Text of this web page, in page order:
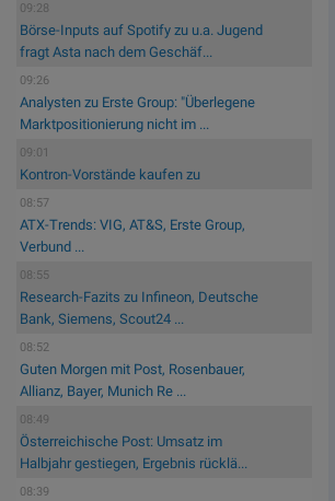
09:28
Börse-Inputs auf Spotify zu u.a. Jugend
fragt Asta nach dem Geschäf...
09:26
Analysten zu Erste Group: "Überlegene
Marktpositionierung nicht im ...
09:01
Kontron-Vorstände kaufen zu
08:57
ATX-Trends: VIG, AT&S, Erste Group,
Verbund ...
08:55
Research-Fazits zu Infineon, Deutsche
Bank, Siemens, Scout24 ...
08:52
Guten Morgen mit Post, Rosenbauer,
Allianz, Bayer, Munich Re ...
08:49
Österreichische Post: Umsatz im
Halbjahr gestiegen, Ergebnis rücklä...
08:39